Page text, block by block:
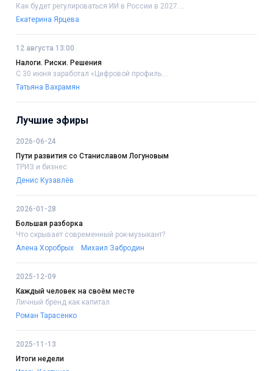
Как будет регулироваться ИИ в России в 2027....
Екатерина Ярцева
12 августа 13:00
Налоги. Риски. Решения
С 30 июня заработал «Цифровой профиль....
Татьяна Вахрамян
Лучшие эфиры
2026-06-24
Пути развития со Станиславом Логуновым
ТРИЗ и бизнес
Денис Кузавлёв
2026-01-28
Большая разборка
Что скрывает современный рок-музыкант?
Алена Хоробрых
Михаил Забродин
2025-12-09
Каждый человек на своём месте
Личный бренд как капитал
Роман Тарасенко
2025-11-13
Итоги недели